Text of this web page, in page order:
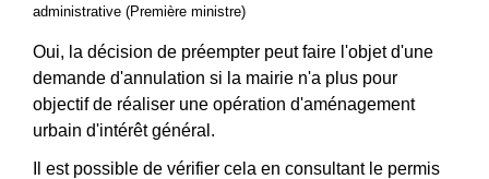
administrative (Première ministre)
Oui, la décision de préempter peut faire l'objet d'une
demande d'annulation si la mairie n'a plus pour
objectif de réaliser une opération d'aménagement
urbain d'intérêt général.
Il est possible de vérifier cela en consultant le permis